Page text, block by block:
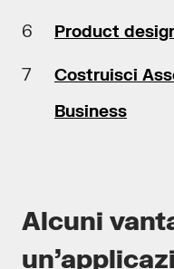
Product
Costruisci
Business
Alcuni